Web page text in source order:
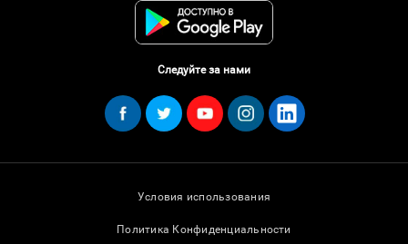
Следуйте за нами
Условия использования
Политика Конфиденциальности